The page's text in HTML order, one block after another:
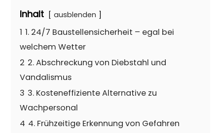
Inhalt ausblenden
1 1. 24/7 Baustellensicherheit – egal bei
welchem Wetter
2 2. Abschreckung von Diebstahl und
Vandalismus
3 3. Kosteneffiziente Alternative zu
Wachpersonal
4 4. Frühzeitige Erkennung von Gefahren